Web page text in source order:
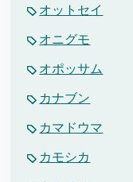
オットセイ
オニグモ
オポッサム
カナブン
カマドウマ
カモシカ